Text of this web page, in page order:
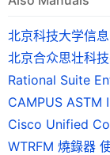
北京科技大学信
北京合众思壮科
Rational Suite
CAMPUS ASTM
WTRFM 燒錄器